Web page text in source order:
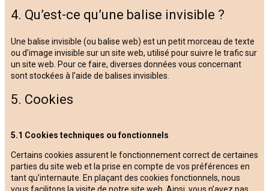
4. Qu’est-ce qu’une balise invisible ?
Une balise invisible (ou balise web) est un petit morceau de texte
ou d’image invisible sur un site web, utilisé pour suivre le trafic sur
un site web. Pour ce faire, diverses données vous concernant
sont stockées à l’aide de balises invisibles.
5. Cookies
5.1 Cookies techniques ou fonctionnels
Certains cookies assurent le fonctionnement correct de certaines
parties du site web et la prise en compte de vos préférences en
tant qu’internaute. En plaçant des cookies fonctionnels, nous